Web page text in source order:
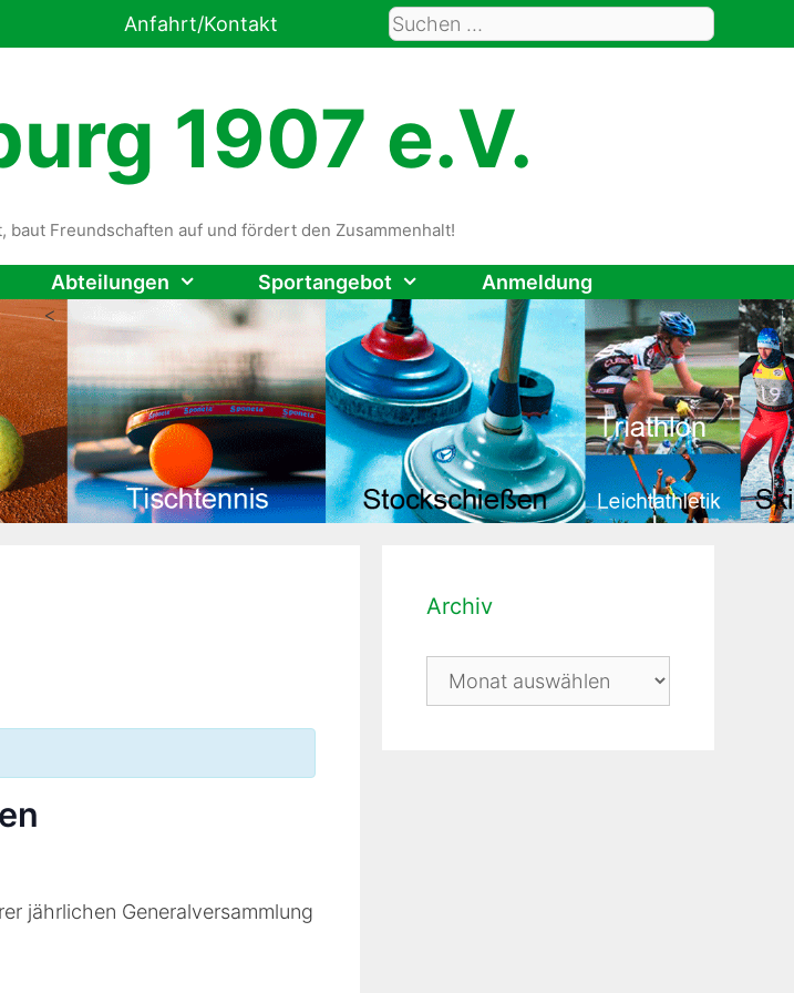
Anfahrt/Kontakt
Suche
nach:
1907 e.V.
baut Freundschaften auf und fördert den Zusammenhalt!
Abteilungen Sportangebot
Anmeldung
<
jährlichen Generalversammlung
Archiv